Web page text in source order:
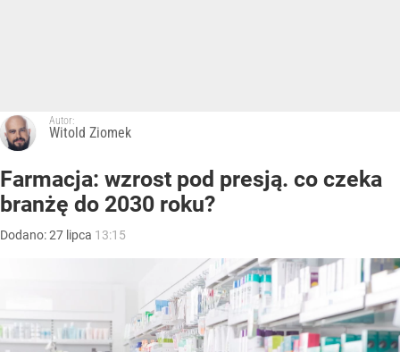
Autor:
Witold Ziomek
Farmacja: wzrost pod presją. co czeka
branżę do 2030 roku?
Dodano:27 lipca 13:15